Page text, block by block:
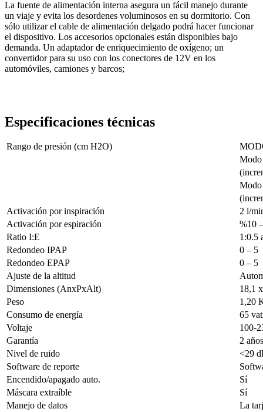
La fuente de alimentación interna asegura un fácil manejo durante
un viaje y evita los desordenes voluminosos en su dormitorio. Con
sólo utilizar el cable de alimentación delgado podrá hacer funcionar
el dispositivo. Los accesorios opcionales están disponibles bajo
demanda. Un adaptador de enriquecimiento de oxígeno; un
convertidor para su uso con los conectores de 12V en los
automóviles, camiones y barcos;
Especificaciones técnicas
Rango de presión (cm H2O)
Activación por inspiración
2 l/
Activación por espiración
%10
Ratio I:E
1:0.5
Redondeo IPAP
0 – 5
Redondeo EPAP
0 – 5
Ajuste de la altitud
Dimensiones (AnxPxAlt)
18,1
Peso
1,20
Consumo de energía
65
Voltaje
100-
Garantía
2 años
Nivel de ruido
<29
Software de reporte
Encendido/apagado auto.
Sí
Máscara extraíble
Sí
Manejo de datos
La